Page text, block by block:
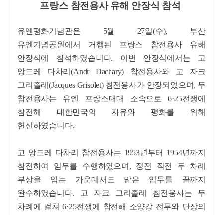
프랑스 참전용사 유해 안장식 참석
유엔평화기념관은 5월 27일(수), 부산
유엔기념공원에서 거행된 프랑스 참전용사 유해
안장식에 참석하였습니다. 이번 안장식에서는 고
앙드레 다차리(Andr Dachary) 참전용사와 고 자크
그리졸레(Jacques Grisolet) 참전용사가 안장되었으며, 두
참전용사는 유엔 프랑스대대 소속으로 6·25전쟁에
참전해 대한민국의 자유와 평화를 위해
헌신하였습니다.
고 앙드레 다차리 참전용사는 1953년부터 1954년까지
참전하여 임무를 수행하였으며, 정전 직전 두 차례
부상을 입는 가운데서도 맡은 임무를 끝까지
완수하였습니다. 고 자크 그리졸레 참전용사는 두
차례에 걸쳐 6·25전쟁에 참전해 소양강 전투와 단장의